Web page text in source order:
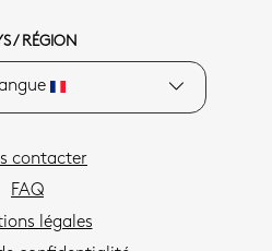
/ RÉGION
contacter
FAQ
légales